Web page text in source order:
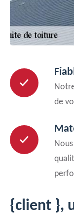
de
{client },